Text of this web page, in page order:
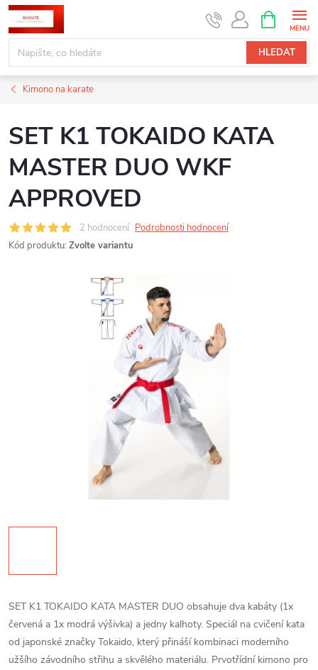
Přejít
na
obsah
HLEDAT
NÁKUPNÍ
KOŠÍK
Kimono na karate
SET K1 TOKAIDO KATA
MASTER DUO WKF
APPROVED
2 hodnocení Podrobnosti hodnocení
Kód produktu: Zvolte variantu
SET K1 TOKAIDO KATA MASTER DUO obsahuje dva kabáty (1x
červená a 1x modrá výšivka) a jedny kalhoty. Speciál na cvičení kata
od japonské značky Tokaido, který přináší kombinaci moderního
užšího závodního střihu a skvělého materiálu. Prvotřídní kimono pro